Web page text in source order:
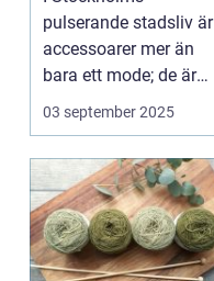
pulserande stadsliv är
accessoarer mer än
bara ett mode; de är
uttryck f...
03 september 2025